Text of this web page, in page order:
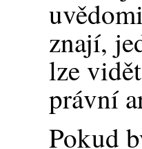
znají,
lze
právní
Pokud